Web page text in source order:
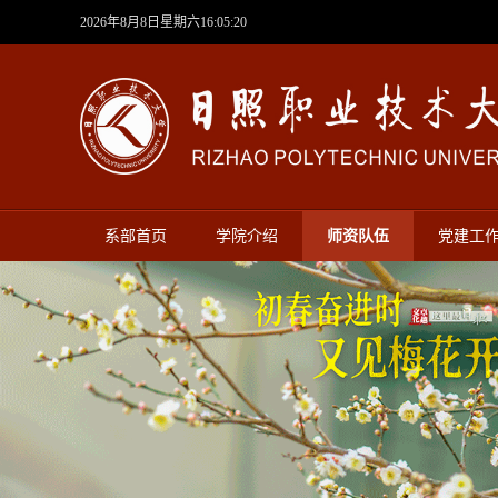
2026年8月8日星期六16:05:21
系部首页 学院介绍 师资队伍 党建工